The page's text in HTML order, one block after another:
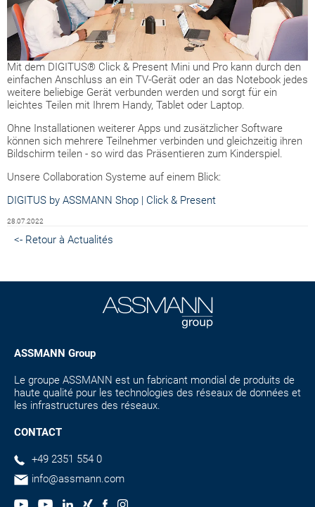
Mit dem DIGITUS® Click & Present Mini und Pro kann durch den
einfachen Anschluss an ein TV-Gerät oder an das Notebook jedes
weitere beliebige Gerät verbunden werden und sorgt für ein
leichtes Teilen mit Ihrem Handy, Tablet oder Laptop.
Ohne Installationen weiterer Apps und zusätzlicher Software
können sich mehrere Teilnehmer verbinden und gleichzeitig ihren
Bildschirm teilen - so wird das Präsentieren zum Kinderspiel.
Unsere Collaboration Systeme auf einem Blick:
DIGITUS by ASSMANN Shop | Click & Present
28.07.2022
<- Retour à Actualités
ASSMANN Group
Le groupe ASSMANN est un fabricant mondial de produits de
haute qualité pour les technologies des réseaux de données et
les infrastructures des réseaux.
CONTACT
+49 2351 554 0
info@assmann.com